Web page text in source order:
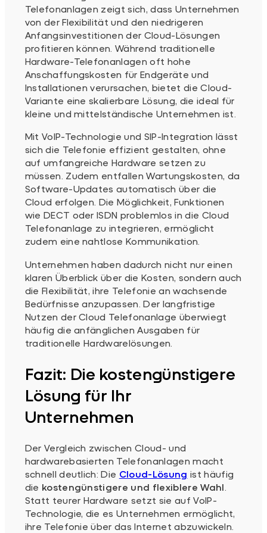
Telefonanlagen zeigt sich, dass Unternehmen
von der Flexibilität und den niedrigeren
Anfangsinvestitionen der Cloud-Lösungen
profitieren können. Während traditionelle
Hardware-Telefonanlagen oft hohe
Anschaffungskosten für Endgeräte und
Installationen verursachen, bietet die Cloud-
Variante eine skalierbare Lösung, die ideal für
kleine und mittelständische Unternehmen ist.
Mit VoIP-Technologie und SIP-Integration lässt
sich die Telefonie effizient gestalten, ohne
auf umfangreiche Hardware setzen zu
müssen. Zudem entfallen Wartungskosten, da
Software-Updates automatisch über die
Cloud erfolgen. Die Möglichkeit, Funktionen
wie DECT oder ISDN problemlos in die Cloud
Telefonanlage zu integrieren, ermöglicht
zudem eine nahtlose Kommunikation.
Unternehmen haben dadurch nicht nur einen
klaren Überblick über die Kosten, sondern auch
die Flexibilität, ihre Telefonie an wachsende
Bedürfnisse anzupassen. Der langfristige
Nutzen der Cloud Telefonanlage überwiegt
häufig die anfänglichen Ausgaben für
traditionelle Hardwarelösungen.
Fazit: Die kostengünstigere
Lösung für Ihr
Unternehmen
Der Vergleich zwischen Cloud- und
hardwarebasierten Telefonanlagen macht
schnell deutlich: Die Cloud-Lösung ist häufig
die kostengünstigere und flexiblere Wahl.
Statt teurer Hardware setzt sie auf VoIP-
Technologie, die es Unternehmen ermöglicht,
ihre Telefonie über das Internet abzuwickeln.